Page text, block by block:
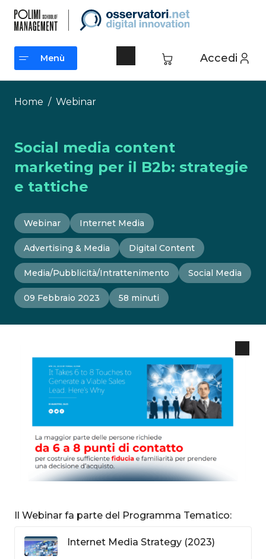
contenuto
Accedi
Menù
Menù
Home / Webinar
Social media content
marketing per il B2b: strategie
e tattiche
Webinar Internet Media
Advertising & Media Digital Content
Media/Pubblicità/Intrattenimento Social Media
09 Febbraio 2023 58 minuti
Il Webinar fa parte del Programma Tematico:
Internet Media Strategy (2023)